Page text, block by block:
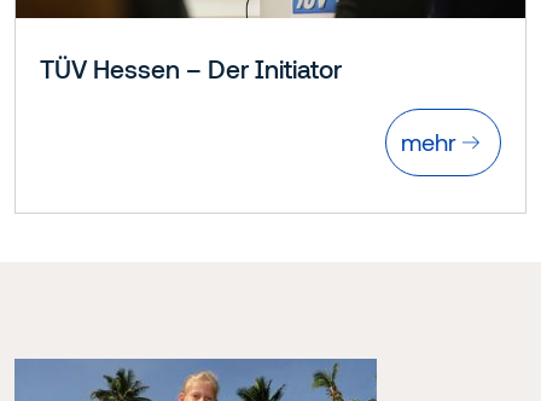
TÜV Hessen – Der Initiator
mehr